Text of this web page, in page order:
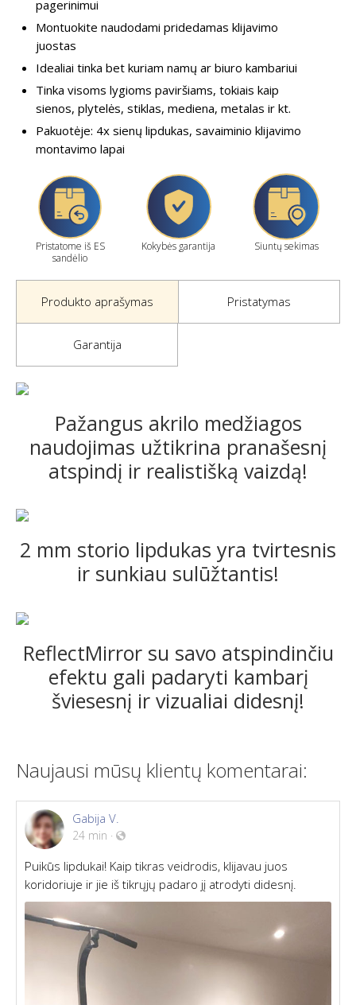
pagerinimui
Montuokite naudodami pridedamas klijavimo
juostas
Idealiai tinka bet kuriam namų ar biuro kambariui
Tinka visoms lygioms paviršiams, tokiais kaip
sienos, plytelės, stiklas, mediena, metalas ir kt.
Pakuotėje: 4x sienų lipdukas, savaiminio klijavimo
montavimo lapai
Pristatome iš ES
sandėlio
Kokybės garantija Siuntų sekimas
Produkto aprašymas Pristatymas
Garantija
Pažangus akrilo medžiagos
naudojimas užtikrina pranašesnį
atspindį ir realistišką vaizdą!
2 mm storio lipdukas yra tvirtesnis
ir sunkiau sulūžtantis!
ReflectMirror su savo atspindinčiu
efektu gali padaryti kambarį
šviesesnį ir vizualiai didesnį!
Naujausi mūsų klientų komentarai:
Gabija V.
24 min ·
Puikūs lipdukai! Kaip tikras veidrodis, klijavau juos
koridoriuje ir jie iš tikrųjų padaro jį atrodyti didesnį.